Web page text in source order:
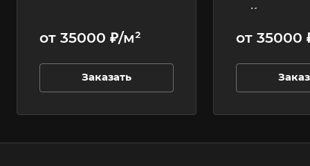
от 35000 ₽/м²
Заказать
от 35000